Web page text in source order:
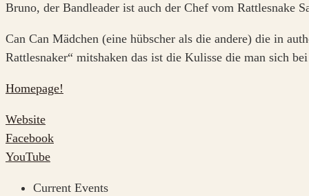
Bruno, der Bandleader ist auch der Chef vom Rattlesnake
Can Can Mädchen (eine hübscher als die andere) die in
Rattlesnaker“ mitshaken das ist die Kulisse die man sich
Homepage!
Website
Facebook
YouTube
Current Events